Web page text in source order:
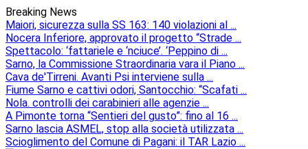
Breaking News
Maiori, sicurezza sulla SS 163: 140 violazioni al ...
Nocera Inferiore, approvato il progetto “Strade ...
Spettacolo: ‘fattariele e ‘nciuce’. ‘Peppino di ...
Sarno, la Commissione Straordinaria vara il Piano ...
Cava de'Tirreni. Avanti Psi interviene sulla ...
Fiume Sarno e cattivi odori, Santocchio: “Scafati ...
Nola. controlli dei carabinieri alle agenzie ...
A Pimonte torna “Sentieri del gusto”: fino al 16 ...
Sarno lascia ASMEL, stop alla società utilizzata ...
Scioglimento del Comune di Pagani: il TAR Lazio ...